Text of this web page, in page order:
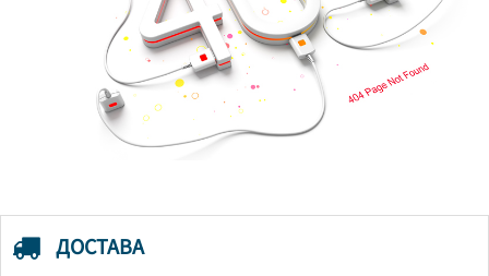
ДОСТАВА